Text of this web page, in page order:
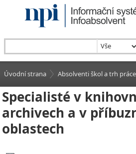
Úvodní strana Absolventi škol a trh práce
Specialisté v
archivech a v
oblastech